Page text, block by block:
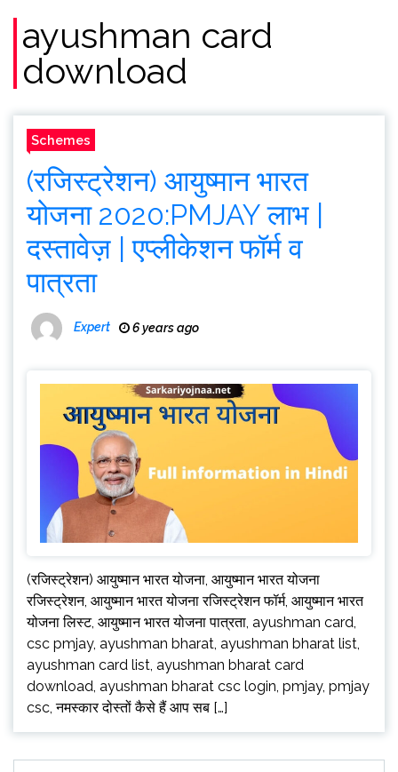
ayushman card
download
Schemes
(रजिस्ट्रेशन) आयुष्मान भारत
योजना 2020:PMJAY लाभ |
दस्तावेज़ | एप्लीकेशन फॉर्म व
पात्रता
Expert 6 years ago
(रजिस्ट्रेशन) आयुष्मान भारत योजना, आयुष्मान भारत योजना
रजिस्ट्रेशन, आयुष्मान भारत योजना रजिस्ट्रेशन फॉर्म, आयुष्मान भारत
योजना लिस्ट, आयुष्मान भारत योजना पात्रता, ayushman card,
csc pmjay, ayushman bharat, ayushman bharat list,
ayushman card list, ayushman bharat card
download, ayushman bharat csc login, pmjay, pmjay
csc, नमस्कार दोस्तों कैसे हैं आप सब […]